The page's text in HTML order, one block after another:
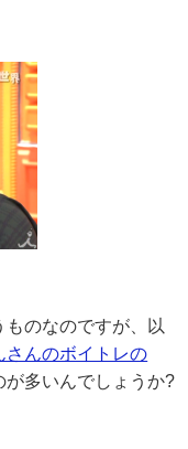
のなのですが、以
さんのボイトレの
が多いんでしょうか?